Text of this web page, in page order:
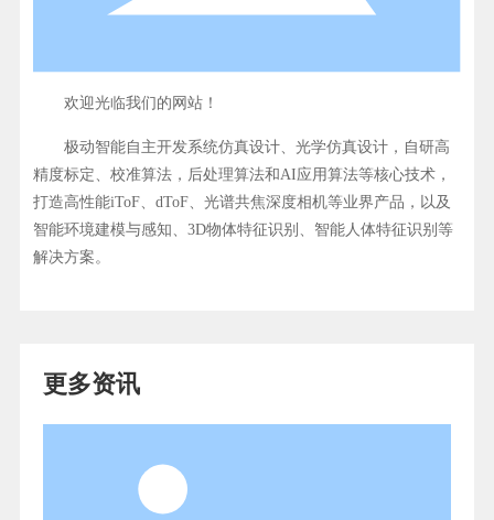
欢迎光临我们的网站！
极动智能自主开发系统仿真设计、光学仿真设计，自研高
精度标定、校准算法，后处理算法和AI应用算法等核心技术，
打造高性能iToF、dToF、光谱共焦深度相机等业界产品，以及
智能环境建模与感知、3D物体特征识别、智能人体特征识别等
解决方案。
更多资讯